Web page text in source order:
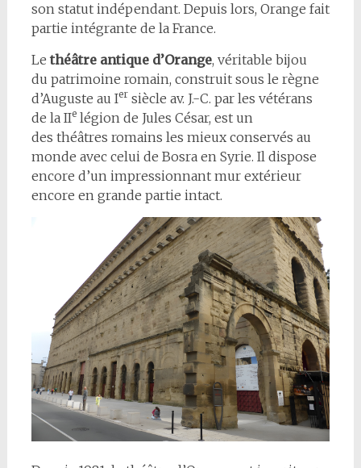
son statut indépendant. Depuis lors, Orange fait
partie intégrante de la France.
Lethéâtre antique d’Orange, véritable bijou
du patrimoine romain, construit sous le règne
d’Auguste au Ier siècle av. J.-C. par les vétérans
de la IIelégion de Jules César, est un
des théâtres romains les mieux conservés au
monde avec celui de Bosra en Syrie. Il dispose
encore d’un impressionnant mur extérieur
encore en grande partie intact.